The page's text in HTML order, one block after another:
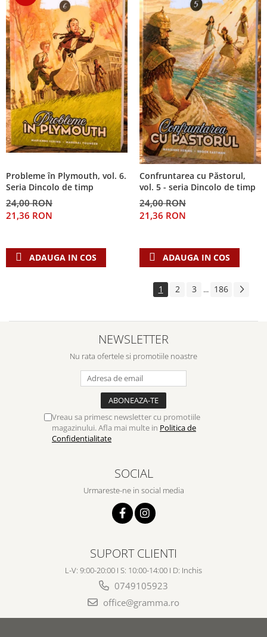
Probleme în Plymouth, vol. 6.
Seria Dincolo de timp
24,00 RON
21,36 RON
ADAUGA IN COS
Confruntarea cu Păstorul,
vol. 5 - seria Dincolo de timp
24,00 RON
21,36 RON
ADAUGA IN COS
1 2 3 ... 186
NEWSLETTER
Nu rata ofertele si promotiile noastre
Vreau sa primesc newsletter cu promotiile
magazinului. Afla mai multe in Politica de
Confidentialitate
SOCIAL
Urmareste-ne in social media
SUPORT CLIENTI
L-V: 9:00-20:00 I S: 10:00-14:00 I D: Inchis
0749105923
office@gramma.ro